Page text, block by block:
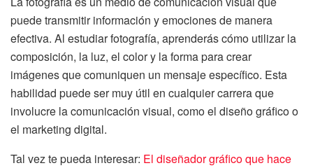
puede transmitir información y emociones de manera
efectiva. Al estudiar fotografía, aprenderás cómo utilizar la
composición, la luz, el color y la forma para crear
imágenes que comuniquen un mensaje específico. Esta
habilidad puede ser muy útil en cualquier carrera que
involucre la comunicación visual, como el diseño gráfico o
el marketing digital.
Tal vez te pueda interesar: El diseñador gráfico que hace